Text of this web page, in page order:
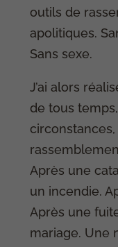
outils de
apolitiques.
Sans sexe.
J’ai alors
de tous
Après une
un incendie.
Après une
mariage. Une